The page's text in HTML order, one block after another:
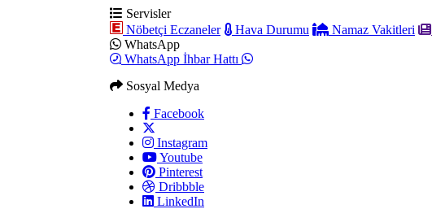
Servisler
Nöbetçi Eczaneler
Hava Durumu Namaz Vakitleri
WhatsApp
WhatsApp İhbar Hattı
Sosyal Medya
Facebook
Instagram
Youtube
Pinterest
Dribbble
LinkedIn